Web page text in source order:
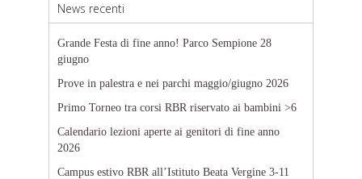
News recenti
Grande Festa di fine anno! Parco Sempione 28
giugno
Prove in palestra e nei parchi maggio/giugno 2026
Primo Torneo tra corsi RBR riservato ai bambini >6
Calendario lezioni aperte ai genitori di fine anno
2026
Campus estivo RBR all’Istituto Beata Vergine 3-11